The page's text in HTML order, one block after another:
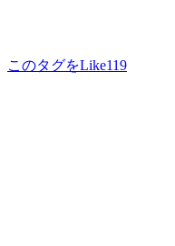
このタグをLike119